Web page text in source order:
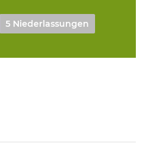
5 Niederlassungen